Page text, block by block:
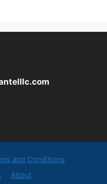
and Conditions
About